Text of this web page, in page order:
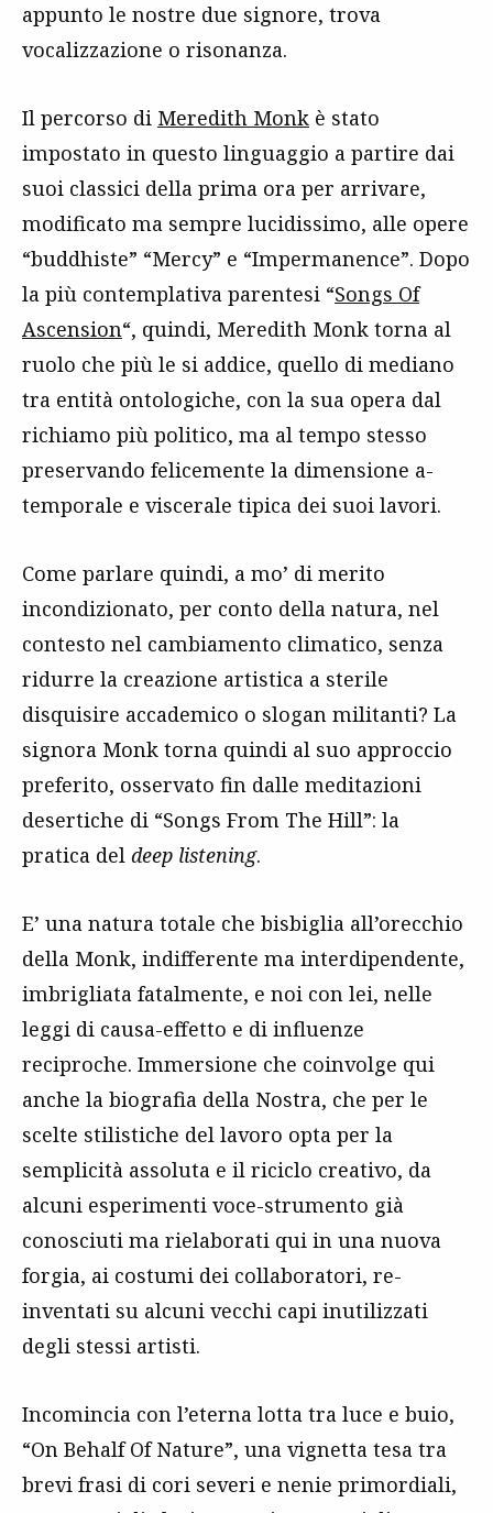
appunto le nostre due signore, trova
vocalizzazione o risonanza.
Il percorso di Meredith Monk è stato
impostato in questo linguaggio a partire dai
suoi classici della prima ora per arrivare,
modificato ma sempre lucidissimo, alle opere
“buddhiste” “Mercy” e “Impermanence”. Dopo
la più contemplativa parentesi “Songs Of
Ascension“, quindi, Meredith Monk torna al
ruolo che più le si addice, quello di mediano
tra entità ontologiche, con la sua opera dal
richiamo più politico, ma al tempo stesso
preservando felicemente la dimensione a-
temporale e viscerale tipica dei suoi lavori.
Come parlare quindi, a mo’ di merito
incondizionato, per conto della natura, nel
contesto nel cambiamento climatico, senza
ridurre la creazione artistica a sterile
disquisire accademico o slogan militanti? La
signora Monk torna quindi al suo approccio
preferito, osservato fin dalle meditazioni
desertiche di “Songs From The Hill”: la
pratica del deep listening.
E’ una natura totale che bisbiglia all’orecchio
della Monk, indifferente ma interdipendente,
imbrigliata fatalmente, e noi con lei, nelle
leggi di causa-effetto e di influenze
reciproche. Immersione che coinvolge qui
anche la biografia della Nostra, che per le
scelte stilistiche del lavoro opta per la
semplicità assoluta e il riciclo creativo, da
alcuni esperimenti voce-strumento già
conosciuti ma rielaborati qui in una nuova
forgia, ai costumi dei collaboratori, re-
inventati su alcuni vecchi capi inutilizzati
degli stessi artisti.
Incomincia con l’eterna lotta tra luce e buio,
“On Behalf Of Nature”, una vignetta tesa tra
brevi frasi di cori severi e nenie primordiali,